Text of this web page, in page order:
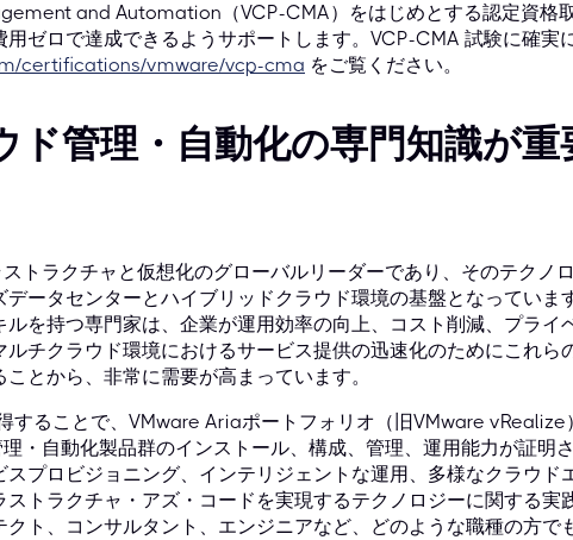
and Automation（VCP-CMA）をはじめとする認定資格取
用ゼロで達成できるようサポートします。VCP-CMA 試験に確実
certifications/vmware/vcp-cma をご覧ください。
ド管理・自動化の専門知識が重
トラクチャと仮想化のグローバルリーダーであり、そのテクノ
ータセンターとハイブリッドクラウド環境の基盤となっていま
を持つ専門家は、企業が運用効率の向上、コスト削減、プライ
ルチクラウド環境におけるサービス提供の迅速化のためにこれら
とから、非常に需要が高まっています。
することで、VMware Ariaポートフォリオ（旧VMware vRealize
・自動化製品群のインストール、構成、管理、運用能力が証明
プロビジョニング、インテリジェントな運用、多様なクラウド
トラクチャ・アズ・コードを実現するテクノロジーに関する実
ト、コンサルタント、エンジニアなど、どのような職種の方で